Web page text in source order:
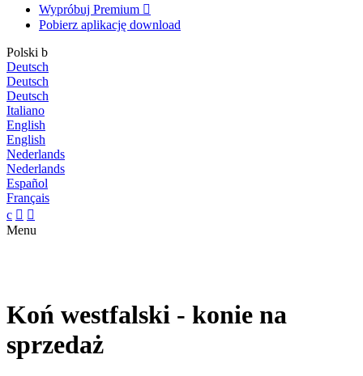
Wypróbuj Premium 
Pobierz aplikację download
Polski b
Deutsch
Deutsch
Deutsch
Italiano
English
English
Nederlands
Nederlands
Español
Français
c  
Menu
Koń westfalski - konie na
sprzedaż